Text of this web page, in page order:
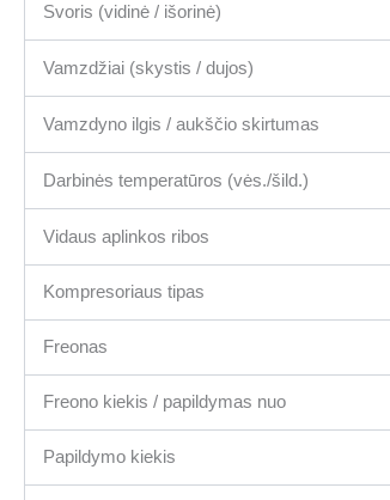
Svoris (vidinė / išorinė)
Vamzdžiai (skystis / dujos)
Vamzdyno ilgis / aukščio skirtumas
Darbinės temperatūros (vės./šild.)
Vidaus aplinkos ribos
Kompresoriaus tipas
Freonas
Freono kiekis / papildymas nuo
Papildymo kiekis